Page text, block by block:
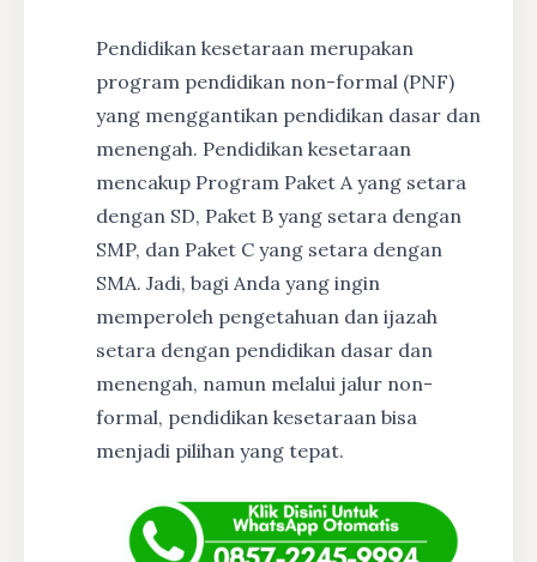
Pendidikan kesetaraan merupakan
program pendidikan non-formal (PNF)
yang menggantikan pendidikan dasar dan
menengah. Pendidikan kesetaraan
mencakup Program Paket A yang setara
dengan SD, Paket B yang setara dengan
SMP, dan Paket C yang setara dengan
SMA. Jadi, bagi Anda yang ingin
memperoleh pengetahuan dan ijazah
setara dengan pendidikan dasar dan
menengah, namun melalui jalur non-
formal, pendidikan kesetaraan bisa
menjadi pilihan yang tepat.